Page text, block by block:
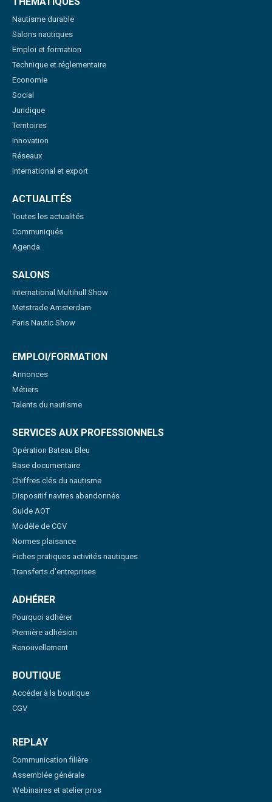
Nautisme durable
Salons nautiques
Emploi et formation
Technique et réglementaire
Economie
Social
Juridique
Territoires
Innovation
Réseaux
International et export
ACTUALITÉS
Toutes les actualités
Communiqués
Agenda
SALONS
International Multihull Show
Metstrade Amsterdam
Paris Nautic Show
EMPLOI/FORMATION
Annonces
Métiers
Talents du nautisme
SERVICES AUX PROFESSIONNELS
Opération Bateau Bleu
Base documentaire
Chiffres clés du nautisme
Dispositif navires abandonnés
Guide AOT
Modèle de CGV
Normes plaisance
Fiches pratiques activités nautiques
Transferts d'entreprises
ADHÉRER
Pourquoi adhérer
Première adhésion
Renouvellement
BOUTIQUE
Accéder à la boutique
CGV
REPLAY
Communication filière
Assemblée générale
Webinaires et atelier pros